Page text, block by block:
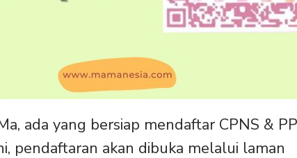
ada yang bersiap mendaftar CPNS &
pendaftaran akan dibuka melalui laman